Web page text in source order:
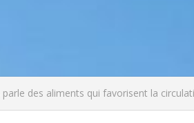
parle des aliments qui favorisent la